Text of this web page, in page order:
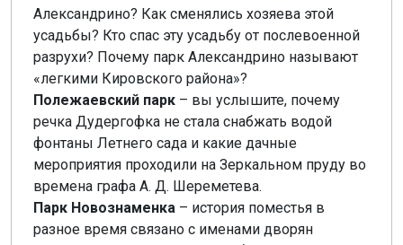
Александрино? Как сменялись хозяева этой
усадьбы? Кто спас эту усадьбу от послевоенной
разрухи? Почему парк Александрино называют
«легкими Кировского района»?
Полежаевский парк – вы услышите, почему
речка Дудергофка не стала снабжать водой
фонтаны Летнего сада и какие дачные
мероприятия проходили на Зеркальном пруду во
времена графа А. Д. Шереметева.
Парк Новознаменка – история поместья в
разное время связано с именами дворян